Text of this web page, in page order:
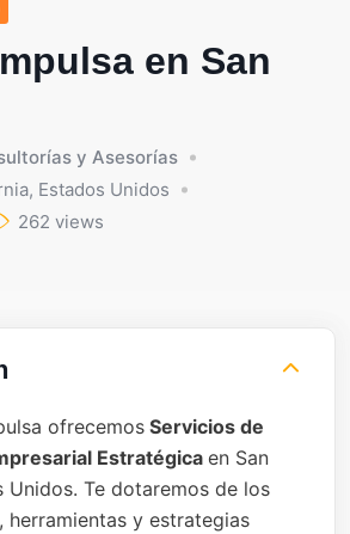
en San
y Asesorías
, Estados Unidos
262 views
ofrecemos Servicios de
Estratégica en San
Unidos. Te dotaremos de los
herramientas y estrategias